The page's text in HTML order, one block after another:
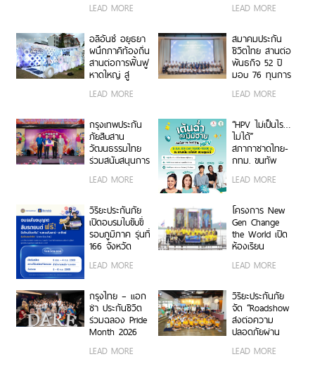
รูน แมตช์
LEAD MORE ครั้งที่ 2
LEAD MORE
อลิอันซ์ อยุธยา
ผนึกภาคีท้องถิ่น
สานต่อการฟื้นฟู
หาดใหญ่ สู่
พร้อมรับมือภัย
LEAD MORE
สมาคมประกัน
ชีวิตไทย สานต่อ
พันธกิจ 52 ปี
มอบ 76 ทุนการ
บุคลากรคุณภาพ
ประกันชีวิต
LEAD MORE
กรุงเทพประกัน
ภัยสืบสาน
วัฒนธรรมไทย
ร่วมสนับสนุนการ
พรรษา จังหวัด
ประจำปี 2569
LEAD MORE
“HPV ไม่เป็นไร…
ไม่ได้”
สภากาชาดไทย-
กทม. ขนทัพ
ชวนเต้น รู้ทัน
สวนลุมพินี 5
ส.ค.นี้
LEAD MORE
วิริยะประกันภัย
เปิดอบรมใบขับขี่
รอบภูมิภาค รุ่นที่
166 จังหวัด
ขับขี่คุณภาพ ลด
อย่างยั่งยืน
LEAD MORE
โครงการ New
Gen Change
the World เปิด
ห้องเรียน
ศาสตร์พระราชา
การพัฒนาอ่าว
คุ้งกระเบน
LEAD MORE
กรุงไทย – แอก
ซ่า ประกันชีวิต
ร่วมฉลอง Pride
Month 2026
บันดาลใจ ภายใต้
LEAD MORE
วิริยะประกันภัย
จัด “Roadshow
ส่งต่อความ
ปลอดภัยผ่าน
ภาพ” เปิดพื้นที่
LEAD MORE